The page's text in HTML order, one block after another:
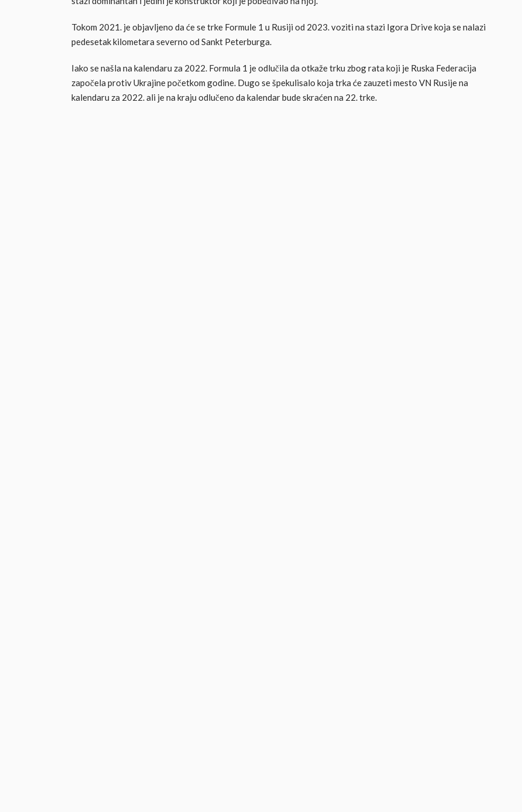
Tokom 2021. je objavljeno da će se trke Formule 1 u Rusiji od 2023. voziti na stazi Igora Drive koja se nalazi
pedesetak kilometara severno od Sankt Peterburga.
Iako se našla na kalendaru za 2022. Formula 1 je odlučila da otkaže trku zbog rata koji je Ruska Federacija
započela protiv Ukrajine početkom godine. Dugo se špekulisalo koja trka će zauzeti mesto VN Rusije na
kalendaru za 2022. ali je na kraju odlučeno da kalendar bude skraćen na 22. trke.